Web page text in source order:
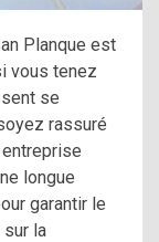
Planque est
vous tenez
se
rassuré
longue
garantir le
la